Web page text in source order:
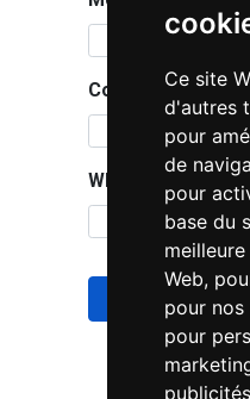
Ce site
d'autres
pour
de
pour
base du
Web,
pour
pour
Confirmez le mot
What is the result
Vous avez